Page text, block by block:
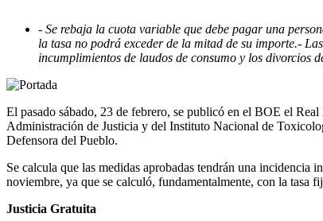
- Se rebaja la cuota variable que debe pagar una
la tasa no podrá exceder de la mitad de su importe.-
incumplimientos de laudos de consumo y los divorcios
El pasado sábado, 23 de febrero, se publicó en el BOE el Real
Administración de Justicia y del Instituto Nacional de
Defensora del Pueblo.
Se calcula que las medidas aprobadas tendrán una incidencia
noviembre, ya que se calculó, fundamentalmente, con la tasa
Justicia Gratuita